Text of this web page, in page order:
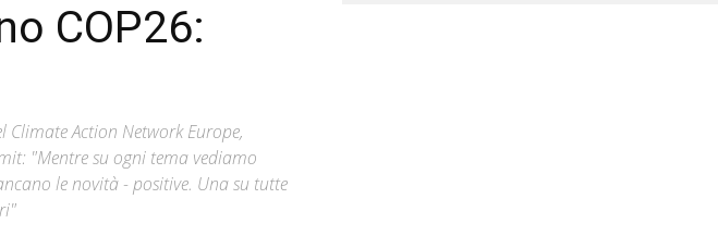
COP26:
Action Network Europe,
"Mentre su ogni tema vediamo
le novità - positive. Una su tutte